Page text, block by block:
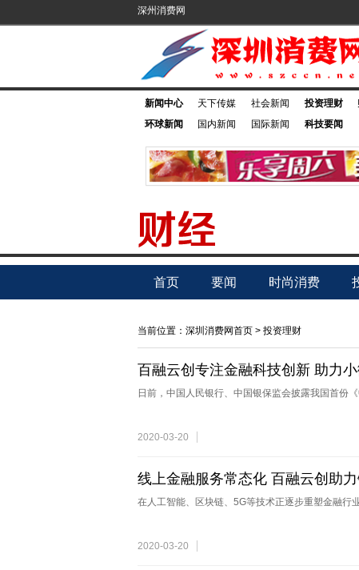
深州消费网
新闻中心 天下传媒
社会新闻
环球新闻
国内新闻 国际新闻
投资理财
科技要闻
首页 要闻 时尚消费
当前位置： 深圳消费网首页 > 投资理财
百融云创专注金融科技创新 助力
日前，中国人民银行、中国银保监会披露我国首份
2020-03-20
线上金融服务常态化 百融云创助
在人工智能、区块链、5G等技术正逐步重塑金融行
2020-03-20